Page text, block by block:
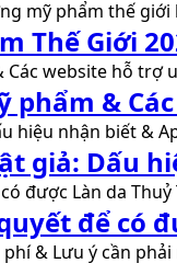
Thế Giới
phẩm &
giả: Dấu
để có